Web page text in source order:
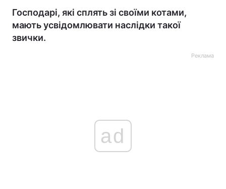
Господарі, які сплять зі своїми котами,
мають усвідомлювати наслідки такої
звички.
Реклама
ad